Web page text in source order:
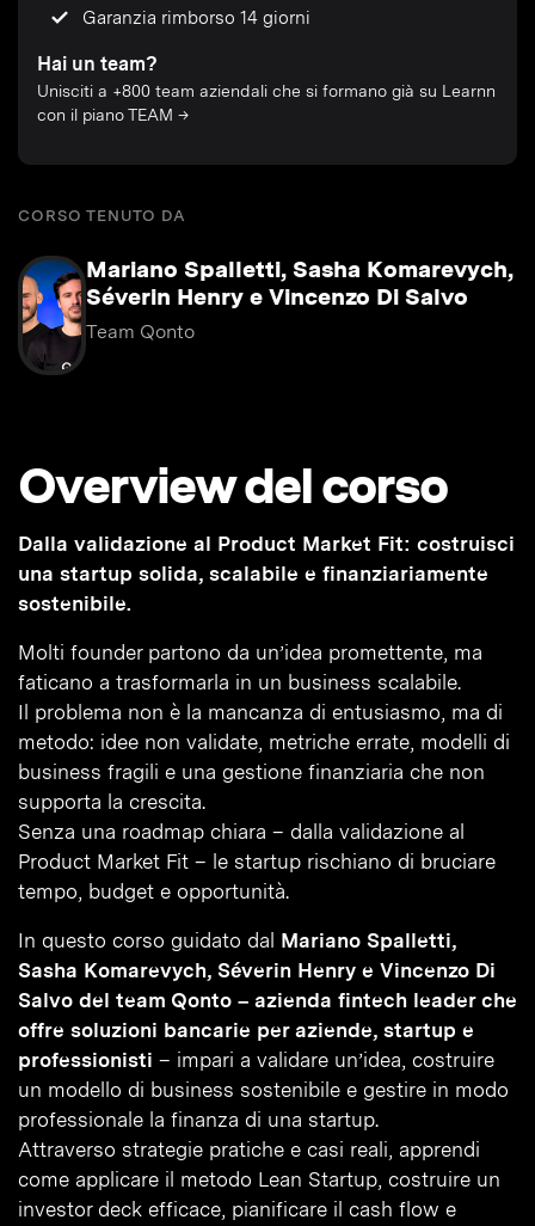
Garanzia rimborso 14 giorni
Hai un team?
Unisciti a +800 team aziendali che si formano già su Learnn
con il piano TEAM →
CORSO TENUTO DA
Mariano Spalletti, Sasha Komarevych,
Séverin Henry e Vincenzo Di Salvo
Team Qonto
Overview del corso
Dalla validazione al Product Market Fit: costruisci
una startup solida, scalabile e finanziariamente
sostenibile.
Molti founder partono da un’idea promettente, ma
faticano a trasformarla in un business scalabile.
Il problema non è la mancanza di entusiasmo, ma di
metodo: idee non validate, metriche errate, modelli di
business fragili e una gestione finanziaria che non
supporta la crescita.
Senza una roadmap chiara – dalla validazione al
Product Market Fit – le startup rischiano di bruciare
tempo, budget e opportunità.
In questo corso guidato dal Mariano Spalletti,
Sasha Komarevych, Séverin Henry e Vincenzo Di
Salvo del team Qonto – azienda fintech leader che
offre soluzioni bancarie per aziende, startup e
professionisti – impari a validare un’idea, costruire
un modello di business sostenibile e gestire in modo
professionale la finanza di una startup.
Attraverso strategie pratiche e casi reali, apprendi
come applicare il metodo Lean Startup, costruire un
investor deck efficace, pianificare il cash flow e